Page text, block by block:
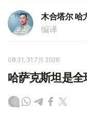
木合塔尔 哈
编译
08:31, 31 7月 2026
哈萨克斯坦是